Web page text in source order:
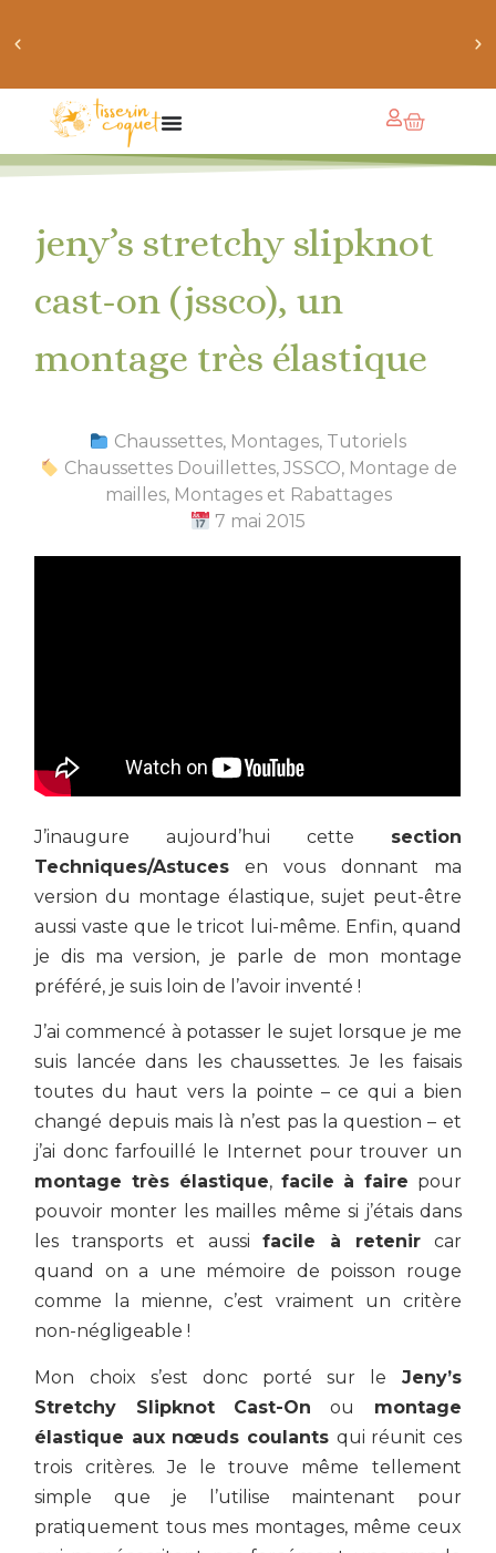
obtiens 20% de réduction sur ton prochain achat de
patrons
jeny’s stretchy slipknot
cast-on (jssco), un
montage très élastique
Chaussettes, Montages, Tutoriels
Chaussettes Douillettes, JSSCO, Montage de
mailles, Montages et Rabattages
7 mai 2015
J’inaugure aujourd’hui cette section
Techniques/Astuces en vous donnant ma
version du montage élastique, sujet peut-être
aussi vaste que le tricot lui-même. Enfin, quand
je dis ma version, je parle de mon montage
préféré, je suis loin de l’avoir inventé !
J’ai commencé à potasser le sujet lorsque je me
suis lancée dans les chaussettes. Je les faisais
toutes du haut vers la pointe – ce qui a bien
changé depuis mais là n’est pas la question – et
j’ai donc farfouillé le Internet pour trouver un
montage très élastique, facile à faire pour
pouvoir monter les mailles même si j’étais dans
les transports et aussifacile à retenircar
quand on a une mémoire de poisson rouge
comme la mienne, c’est vraiment un critère
non-négligeable !
Mon choix s’est donc porté sur le Jeny’s
Stretchy Slipknot Cast-Onou
montage
élastique aux nœuds coulants qui réunit ces
trois critères. Je le trouve même tellement
simple que je l’utilise maintenant pour
pratiquement tous mes montages, même ceux